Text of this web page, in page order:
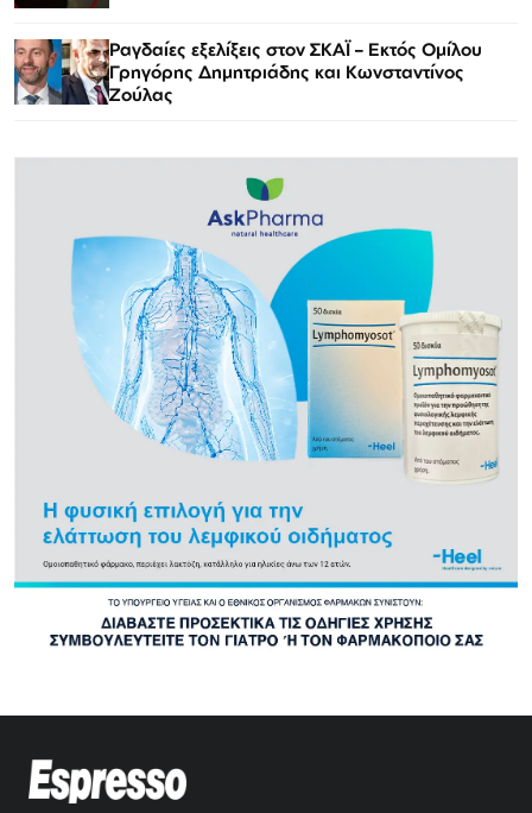
Ραγδαίες εξελίξεις στον ΣΚΑΪ – Εκτός Ομίλου
Γρηγόρης Δημητριάδης και Κωνσταντίνος
Ζούλας